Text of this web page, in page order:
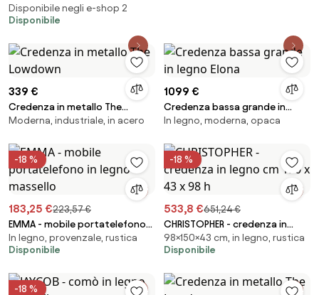
Disponibile negli e-shop 2
Disponibile
339 €
Credenza in metallo The
Lowdown
Moderna, industriale, in acero
1099 €
Credenza bassa grande in
legno Elona
In legno, moderna, opaca
-18 %
183,25 €223,57 €
EMMA - mobile portatelefono
in legno massello
In legno, provenzale, rustica
Disponibile
-18 %
533,8 €651,24 €
CHRISTOPHER - credenza in
legno cm 150 x 43 x 98 h
98×150×43 cm, in legno, rustica
Disponibile
-18 %